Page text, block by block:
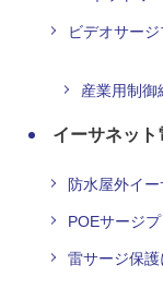
ビデオサー
産業用制御
イーサネッ
防水屋外イ
POEサージ
雷サージ保